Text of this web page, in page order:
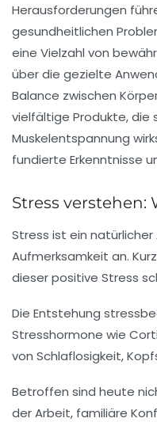
Herausforderungen
gesundheitlichen
eine Vielzahl von
über die gezielte
Balance zwischen
vielfältige Produkte, die
Muskelentspannung
fundierte Erkenntnisse
Stress
Stress ist ein
Aufmerksamkeit an.
dieser positive Stress
Die Entstehung
Stresshormone wie
von Schlaflosigkeit,
Betroffen sind heute
der Arbeit, familiäre